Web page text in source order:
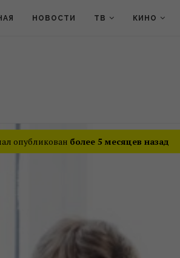
НОВОСТИ ТВ КИНО
опубликован более 5 месяцев назад